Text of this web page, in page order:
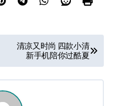
清凉又时尚 四款小清
新手机陪你过酷夏